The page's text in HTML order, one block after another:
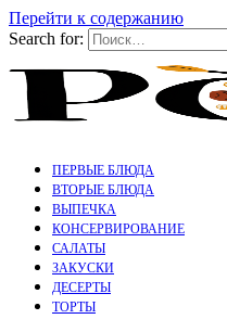
Перейти к содержанию
Search for:
ПЕРВЫЕ БЛЮДА
ВТОРЫЕ БЛЮДА
ВЫПЕЧКА
КОНСЕРВИРОВАНИЕ
САЛАТЫ
ЗАКУСКИ
ДЕСЕРТЫ
ТОРТЫ